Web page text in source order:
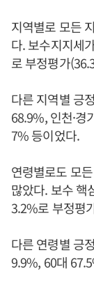
지역별로 모든
다. 보수지지세
로 부정평가
다른 지역별 긍
68.9%, 인천·경
7% 등이었다.
연령별로도 모
많았다. 보수 핵
3.2%로 부정평
다른 연령별 긍
9.9%, 60대